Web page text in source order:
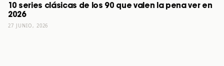
10 series clásicas de los 90 que valen la pena ver en
2026
27 JUNIO, 2026